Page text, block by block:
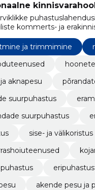
kommerts- ja
ja trimmimine
aknapesu
suurpuhastus
suurpuhastus
sise- ja välikoristus
akende pesu ja